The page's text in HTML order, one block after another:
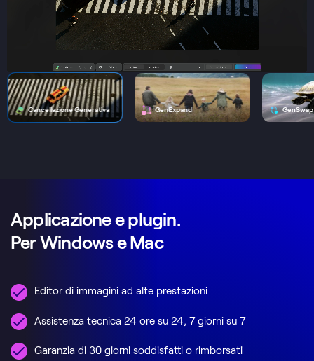
Cancellazione Generativa GenExpand GenSwap
Applicazione e plugin.
Per Windows e Mac
Editor di immagini ad alte prestazioni
Assistenza tecnica 24 ore su 24, 7 giorni su 7
Garanzia di 30 giorni soddisfatti o rimborsati